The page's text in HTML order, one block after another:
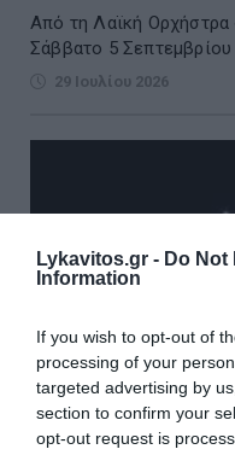
Lykavitos.gr - Do Not
Information
If you wish to opt-out of
processing of your
targeted advertising by
section to confirm your
opt-out request is
Από τη Λαϊκή
Σάββατο 5 Σεπτεμβρίου
29 Ιουλίου 2026